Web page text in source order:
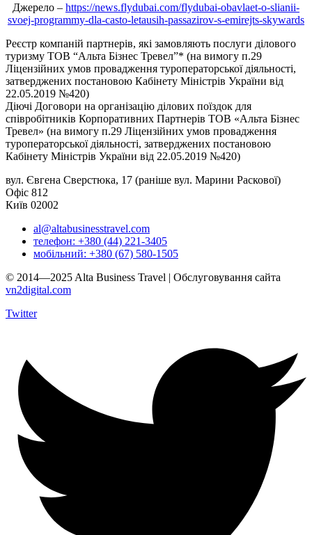
Джерело – https://news.flydubai.com/flydubai-obavlaet-o-slianii-
svoej-programmy-dla-casto-letausih-passazirov-s-emirejts-skywards
Реєстр компаній партнерів, які замовляють послуги ділового
туризму ТОВ “Альта Бізнес Тревел”* (на вимогу п.29
Ліцензійних умов провадження туроператорської діяльності,
затверджених постановою Кабінету Міністрів України від
22.05.2019 №420)
Діючі Договори на організацію ділових поїздок для
співробітників Корпоративних Партнерів ТОВ «Альта Бізнес
Тревел» (на вимогу п.29 Ліцензійних умов провадження
туроператорської діяльності, затверджених постановою
Кабінету Міністрів України від 22.05.2019 №420)
вул. Євгена Сверстюка, 17 (раніше вул. Марини Раскової)
Офіс 812
Київ 02002
al@altabusinesstravel.com
телефон: +380 (44) 221-3405
мобільний: +380 (67) 580-1505
© 2014—2025 Alta Business Travel | Обслуговування сайта
vn2digital.com
Twitter